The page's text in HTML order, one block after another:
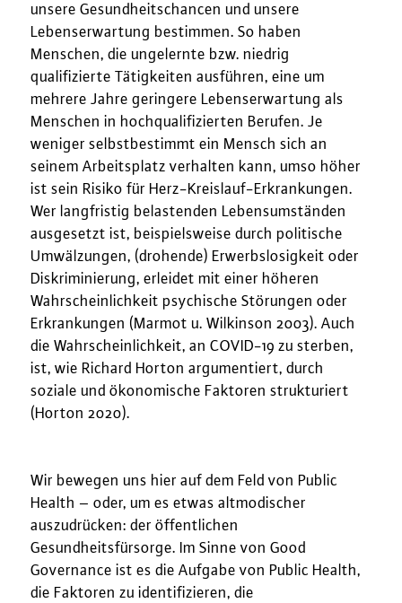
unsere Gesundheitschancen und unsere
Lebenserwartung bestimmen. So haben
Menschen, die ungelernte bzw. niedrig
qualifizierte Tätigkeiten ausführen, eine um
mehrere Jahre geringere Lebenserwartung als
Menschen in hochqualifizierten Berufen. Je
weniger selbstbestimmt ein Mensch sich an
seinem Arbeitsplatz verhalten kann, umso höher
ist sein Risiko für Herz-Kreislauf-Erkrankungen.
Wer langfristig belastenden Lebensumständen
ausgesetzt ist, beispielsweise durch politische
Umwälzungen, (drohende) Erwerbslosigkeit oder
Diskriminierung, erleidet mit einer höheren
Wahrscheinlichkeit psychische Störungen oder
Erkrankungen (Marmot u. Wilkinson 2003). Auch
die Wahrscheinlichkeit, an COVID-19 zu sterben,
ist, wie Richard Horton argumentiert, durch
soziale und ökonomische Faktoren strukturiert
(Horton 2020).
Wir bewegen uns hier auf dem Feld von Public
Health – oder, um es etwas altmodischer
auszudrücken: der öffentlichen
Gesundheitsfürsorge. Im Sinne von Good
Governance ist es die Aufgabe von Public Health,
die Faktoren zu identifizieren, die